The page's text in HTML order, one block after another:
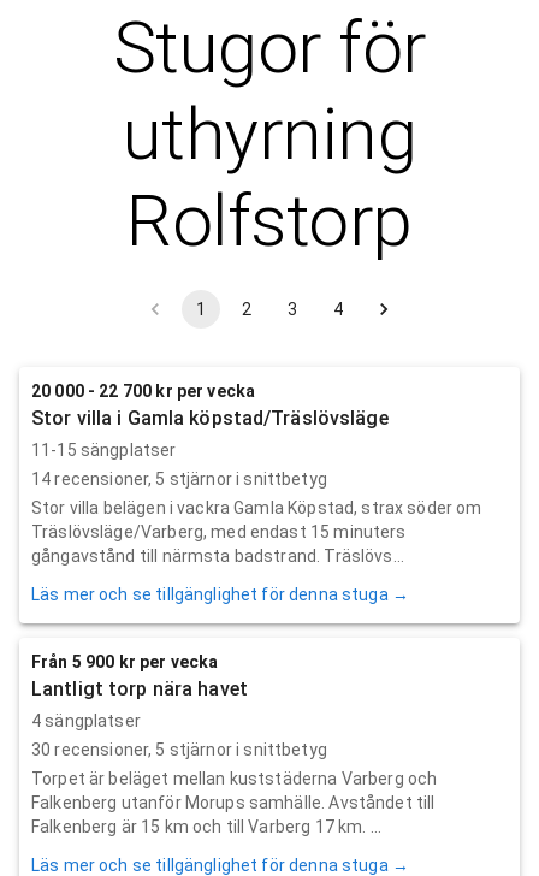
Stugor för
uthyrning
Rolfstorp
1 2 3 4
20 000 - 22 700 kr per vecka
Stor villa i Gamla köpstad/Träslövsläge
11-15 sängplatser
14recensioner, 5 stjärnor i snittbetyg
Stor villa belägen i vackra Gamla Köpstad, strax söder om
Träslövsläge/Varberg, med endast 15 minuters
gångavstånd till närmsta badstrand. Träslövs...
Läs mer och se tillgänglighet för denna stuga →
Från 5 900 kr per vecka
Lantligt torp nära havet
4 sängplatser
30 recensioner, 5 stjärnor i snittbetyg
Torpet är beläget mellan kuststäderna Varberg och
Falkenberg utanför Morups samhälle. Avståndet till
Falkenberg är 15 km och till Varberg 17 km. ...
Läs mer och se tillgänglighet för denna stuga →